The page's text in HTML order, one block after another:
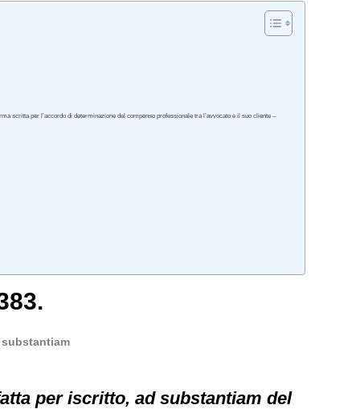
scritta per l’accordo di determinazione del compenso professionale tra l’avvocato e il suo cliente –
per iscritto, ad substantiam del